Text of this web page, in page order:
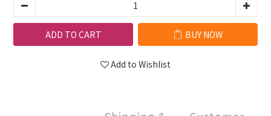
ADD TO CART BUY NOW
Add to Wishlist